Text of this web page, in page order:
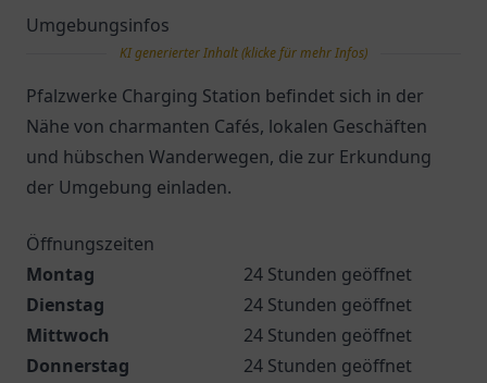
Umgebungsinfos
KI generierter Inhalt (klicke für mehr Infos)
Pfalzwerke Charging Station befindet sich in der
Nähe von charmanten Cafés, lokalen Geschäften
und hübschen Wanderwegen, die zur Erkundung
der Umgebung einladen.
Öffnungszeiten
Montag
24 Stunden geöffnet
Dienstag
24 Stunden geöffnet
Mittwoch
24 Stunden geöffnet
Donnerstag
24 Stunden geöffnet